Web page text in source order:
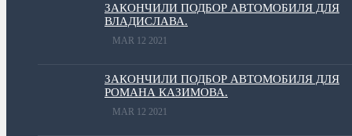
ЗАКОНЧИЛИ ПОДБОР АВТОМОБИЛЯ ДЛЯ
ВЛАДИСЛАВА.
MAR 12 2021
ЗАКОНЧИЛИ ПОДБОР АВТОМОБИЛЯ ДЛЯ
РОМАНА КАЗИМОВА.
MAR 12 2021